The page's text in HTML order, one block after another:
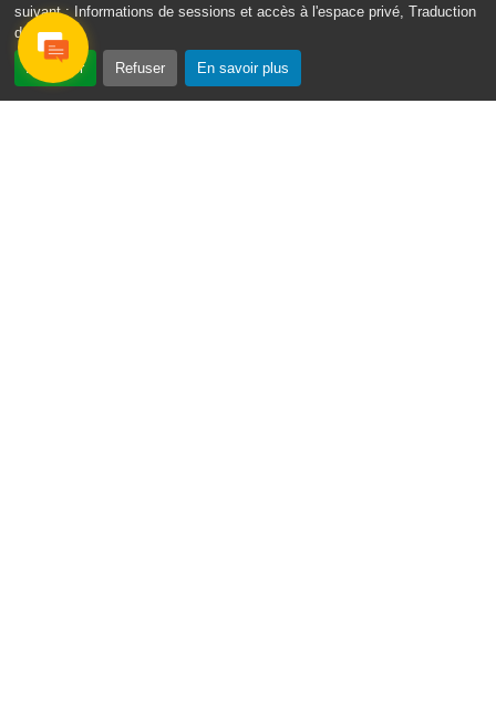
suivant :
Informations de sessions et accès à l'espace privé, Traduction
des pages .
Accepter Refuser En savoir plus
Tél. 05 90 84 86 86
Envoyer un email